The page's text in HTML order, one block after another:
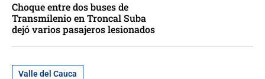
Choque entre dos buses de
Transmilenio en Troncal Suba
dejó varios pasajeros lesionados
Valle del Cauca